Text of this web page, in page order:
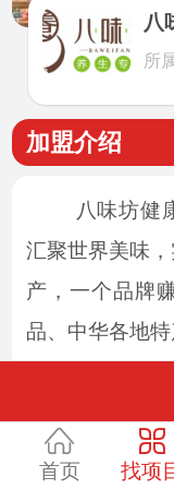
八
所
加盟介绍
八味坊健康
汇聚世界美味
产，一个品牌
品、中华各地
拥有八份利润
首页 找项